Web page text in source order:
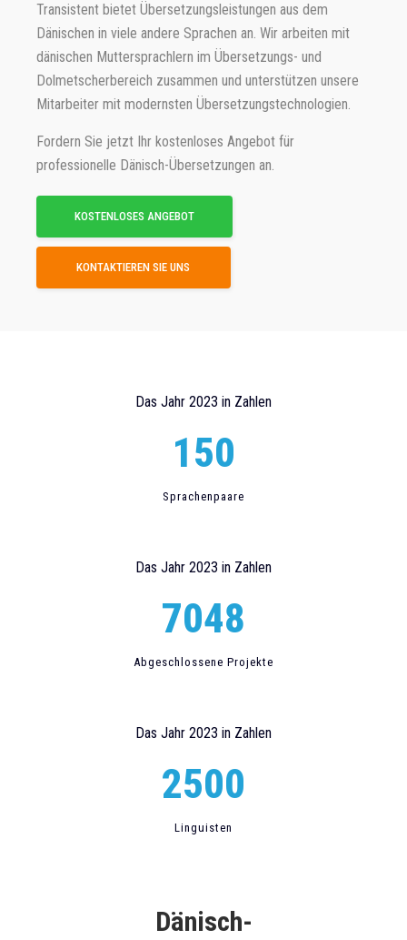
Transistent bietet Übersetzungsleistungen aus dem
Dänischen in viele andere Sprachen an. Wir arbeiten mit
dänischen Muttersprachlern im Übersetzungs- und
Dolmetscherbereich zusammen und unterstützen unsere
Mitarbeiter mit modernsten Übersetzungstechnologien.
Fordern Sie jetzt Ihr kostenloses Angebot für
professionelle Dänisch-Übersetzungen an.
KOSTENLOSES ANGEBOT
KONTAKTIEREN SIE UNS
Das Jahr 2023 in Zahlen
150
Sprachenpaare
Das Jahr 2023 in Zahlen
7048
Abgeschlossene Projekte
Das Jahr 2023 in Zahlen
2500
Linguisten
Dänisch-